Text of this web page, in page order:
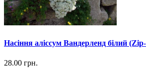
Насіння аліссум Вандерленд білий
28.00 грн.